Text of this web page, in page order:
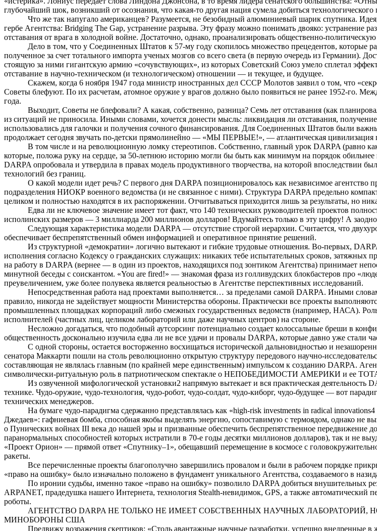
глубочайший шок, возникший от осознания, что какая-то другая нация сумела добиться
Что же так напугало американцев? Разумеется, не безобидный алюминиевый шарик спутника.
гербе Агентства: Bridging The Gap, устранение разрыва. Эту фразу можно понимать двояко: устранение
отставания от врага в холодной войне. Достаточно, однако, проанализировать общественно-
Дело в том, что у Соединенных Штатов к 57-му году скопилось множество прецедентов, которые
полученное за счет тотального импорта ученых мозгов со всего света (в первую очередь из Германии).
стоящую за ними гигантскую армию «сочувствующих», из которых Советский Союз умело сплетал
отставание в научно-техническом (и технологическом) отношении — и текущее, и будущее.
Скажем, когда 6 ноября 1947 года министр иностранных дел СССР Молотов заявил о том, что
Советы блефуют. По их расчетам, атомное оружие у врагов должно было появиться не ранее 1952-го.
года.
Выходит, Советы не блефовали? А какая, собственно, разница? Семь лет отставания (как
из ситуаций не приносила. Иными словами, хочется донести мысль: ликвидация ли отставания,
использовались для галочки и получения сочного финансирования. Для Соединенных Штатов были
продолжает сегодня звучать по-детски прямолинейно — «МЫ ПЕРВЫЕ!», — атлантическая цивилизация
В том числе и на революционную ломку стереотипов. Собственно, главный урок DARPA (равно
которые, положа руку на сердце, за 50-летнюю историю могли бы быть как минимум на порядок
DARPA опробовала и утвердила в правах модель продуктивного творчества, на которой впоследствии
технологий без границ.
О какой модели идет речь? С первого дня DARPA позиционировалось как независимое
подразделения НИОКР военного ведомства (и не связанное с ними). Структура DARPA предельно
целиком и полностью находятся в их распоряжении. Отчитываться приходится лишь за результаты, но
Едва ли не ключевое значение имеет тот факт, что 140 технических руководителей проектов
исполинских размеров — 3 миллиарда 200 миллионов долларов! Вдумайтесь только в эту цифру! А
Следующая характеристика модели DARPA — отсутствие строгой иерархии. Считается, что
обеспечивает беспрепятственный обмен информацией и оперативное принятие решений.
Из структурной «демократии» логично вытекают и гибкие трудовые отношения. Во-первых,
исполнения согласно Кодексу о гражданских служащих: никаких тебе испытательных сроков, затяжных
на работу в DARPA (вернее — в один из проектов, находящихся под зонтиком Агентства) принимает
минутной беседы с соискантом. «You are fired!» — знакомая фраза из голливудских блокбастеров про
преувеличением, уже более полувека является реальностью в Агентстве перспективных исследований.
Непосредственная работа над проектами выполняется… за пределами самой DARPA. Иными
правило, никогда не задействует мощности Министерства обороны. Практически все проекты
промышленных площадках корпораций либо смежных государственных ведомств (например, НАСА).
исполнителей (частных лиц, целиком лабораторий или даже научных центров) на стороне.
Несложно догадаться, чтоподобный аутсорсинг потенциально создает колоссальные бреши в
общественность досконально изучила едва ли не все удачи и провалы DARPA, которые давно уже стали
С одной стороны, остается восторженно восхищаться исторической дальновидностью и
сенатора Маккарти пошли на столь революционно открытую структуру передового научно-
составляющая не являлась главным (по крайней мере единственным) импульсом к созданию DARPA.
символически-ритуальную роль в патриотическом спектакле о НЕПОБЕДИМОСТИ АМЕРИКИ и
Из озвученной мифологической установки2 напрямую вытекает и вся практическая деятельность
технике. Чудо-оружие, чудо-технология, чудо-робот, чудо-солдат, чудо-киборг, чудо-будущее — вот
технических менеджеров.
На бумаге чудо-парадигма сдержанно представлялась как «high-risk investments in radical
Джедаев»: гафниевая бомба, способная якобы выделять энергию, сопоставимую с термоядом, однако не
о Пунических войнах III века до нашей эры и призванные обеспечить беспрепятственное передвижение
паранормальных способностей которых истратили в 70-е годы десятки миллионов долларов), так и не
«Проект Орион» — прямой ответ «Спутнику–1», обещавший перемещение в космосе с
ракеты.
Все перечисленные проекты благополучно завершились провалом и были в рабочем порядке
«право на ошибку» было изначально положено в фундамент уникального Агентства, создаваемого в
По иронии судьбы, именно такое «право на ошибку» позволило DARPA добиться внушительных
ARPANET, прадедушка нашего Интернета, технология Stealth-невидимок, GPS, а также автоматический
роботы.
АГЕНТСТВО DARPA НЕ ТОЛЬКО НЕ ИМЕЕТ СОБСТВЕННЫХ НАУЧНЫХ
МИНОБОРОНЫ США
Предвижу возражения скептиков: «Стольавантажные научные разработки, успешно